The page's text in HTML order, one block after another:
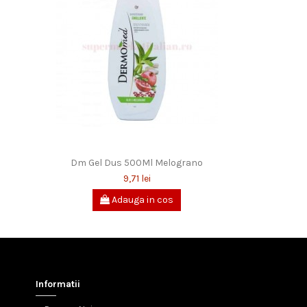
Dm Gel Dus 500Ml Melograno
9,71 lei
Adauga in cos
Informatii